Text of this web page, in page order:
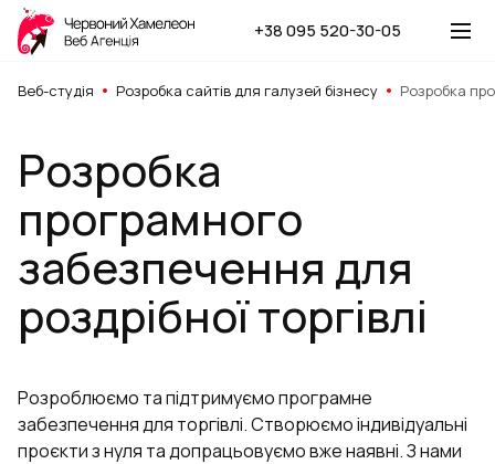
+38 095 520-30-05
Веб-студія Розробка сайтів для галузей бізнесу Розробка
Розробка
програмного
забезпечення для
роздрібної торгівлі
Розроблюємо та підтримуємо програмне
забезпечення для торгівлі. Створюємо індивідуальні
проєкти з нуля та допрацьовуємо вже наявні. З нами